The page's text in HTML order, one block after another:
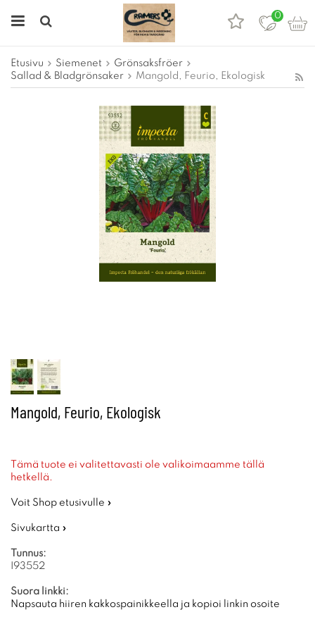
0
Etusivu Siemenet
Grönsaksfröer
Sallad & Bladgrönsaker
Mangold, Feurio, Ekologisk
Mangold, Feurio, Ekologisk
Tämä tuote ei valitettavasti ole valikoimaamme tällä
hetkellä.
Voit Shop etusivulle »
Sivukartta »
Tunnus:
I93552
Suora linkki:
Napsauta hiiren kakkospainikkeella ja kopioi linkin osoite